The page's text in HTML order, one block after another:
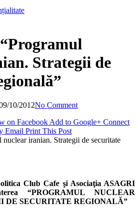
Strategii de
10/2012No Comment
on Facebook Add to Google+ Connect
Email Print This Post
Club Cafe şi Asociaţia ASAGRI
“PROGRAMUL NUCLEAR
DE SECURITATE REGIONALĂ”